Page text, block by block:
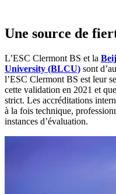
Une source de
L’ESC Clermont BS et la
University (BLCU) sont
l’ESC Clermont BS est leur
cette validation en 2021 et
strict. Les accréditations
à la fois technique,
instances d’évaluation.